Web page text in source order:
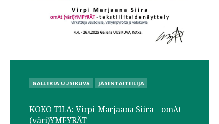
POSTED
IN
GALLERIA UUSIKUVA JÄSENTAITEILIJA
KOKO TILA: Virpi-Marjaana Siira – omAt
(väri)YMPYRÄT